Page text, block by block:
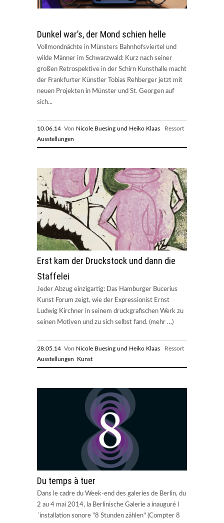
Dunkel war’s, der Mond schien helle
Vollmondnächte in Münsters Bahnhofsviertel und
wilde Männer im Schwarzwald: Kurz nach seiner
großen Retrospektive in der Schirn Kunsthalle macht
der Frankfurter Künstler Tobias Rehberger jetzt mit
neuen Projekten in Münster und St. Georgen auf
sich...
10.06.14 Von Nicole Buesing und Heiko Klaas Ressort
Ausstellungen
Erst kam der Druckstock und dann die
Staffelei
Jeder Abzug einzigartig: Das Hamburger Bucerius
Kunst Forum zeigt, wie der Expressionist Ernst
Ludwig Kirchner in seinem druckgrafischen Werk zu
seinen Motiven und zu sich selbst fand. (mehr …)
28.05.14 Von Nicole Buesing und Heiko Klaas Ressort
Ausstellungen
Kunst
Du temps à tuer
Dans le cadre du Week-end des galeries de Berlin, du
2 au 4 mai 2014, la Berlinische Galerie a inauguré l
´installation sonore "8 Stunden zählen" (Compter 8